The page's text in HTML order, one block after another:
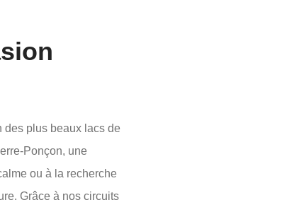
des plus beaux lacs de
Ponçon, une
ou à la recherche
Grâce à nos circuits